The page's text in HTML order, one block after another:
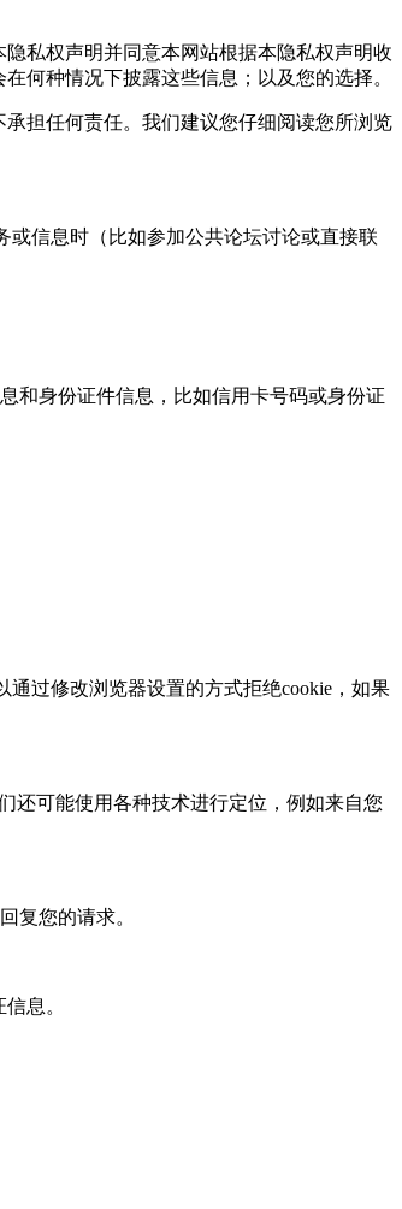
私权声明并同意本网站根据本隐私权声明收
何种情况下披露这些信息；以及您的选择。
担任何责任。我们建议您仔细阅读您所浏览
信息时（比如参加公共论坛讨论或直接联
和身份证件信息，比如信用卡号码或身份证
过修改浏览器设置的方式拒绝cookie，如果
可能使用各种技术进行定位，例如来自您
复您的请求。
息。